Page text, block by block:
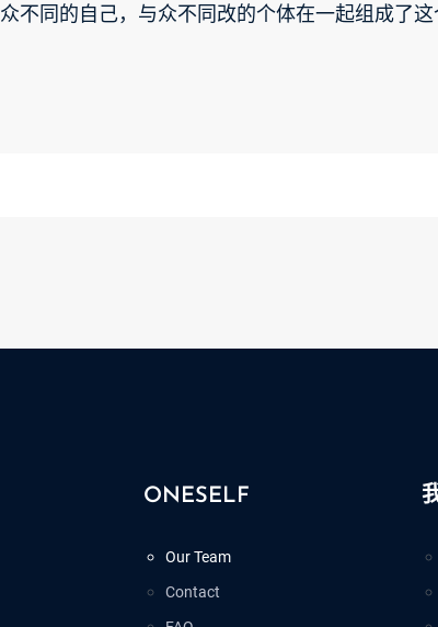
不同的自己，与众不同改的个体在一起组成了这
ONESELF
Our Team
Contact